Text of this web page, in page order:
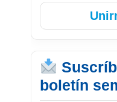
boletín